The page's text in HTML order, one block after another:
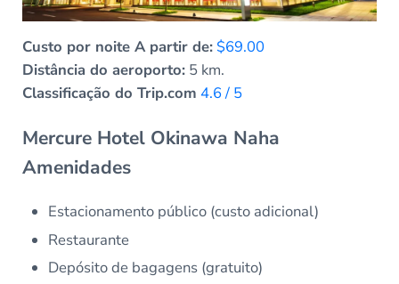
Custo por noite A partir de: $69.00
Distância do aeroporto:5 km.
Classificação do Trip.com 4.6 / 5
Mercure Hotel Okinawa Naha
Amenidades
Estacionamento público (custo adicional)
Restaurante
Depósito de bagagens (gratuito)